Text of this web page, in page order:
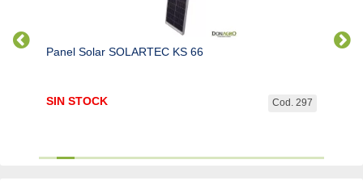
Panel Solar SOLARTEC KS 66
Cod. 297
SIN STOCK